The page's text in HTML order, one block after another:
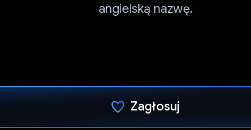
angielską nazwę.
Zagłosuj